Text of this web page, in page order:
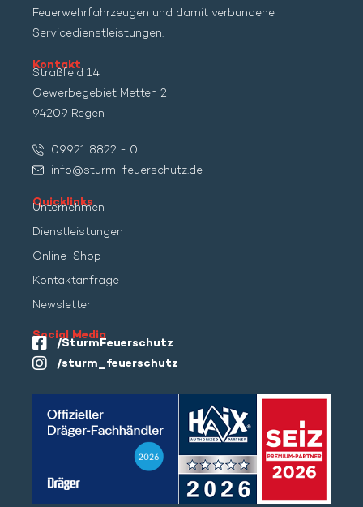
Feuerwehrfahrzeugen und damit verbundene
Servicedienstleistungen.
Kontakt
Straßfeld 14
Gewerbegebiet Metten 2
94209 Regen
09921 8822 - 0
info@sturm-feuerschutz.de
Quicklinks
Unternehmen
Dienstleistungen
Online-Shop
Kontaktanfrage
Newsletter
Social Media
/SturmFeuerschutz
/sturm_feuerschutz